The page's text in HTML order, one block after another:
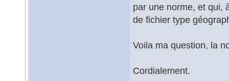
par une norme, et qui,
de fichier type
Voila ma question, la
Cordialement.